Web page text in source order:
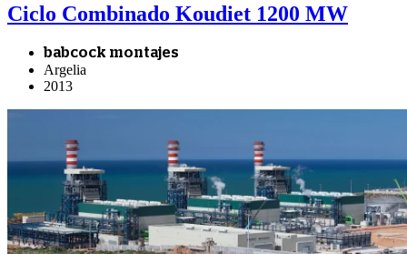
Ciclo Combinado Koudiet 1200 MW
babcock montajes
Argelia
2013